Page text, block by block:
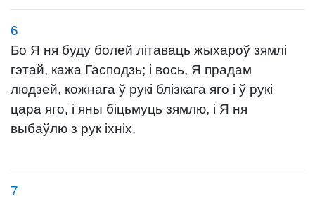
6
Бо Я ня буду болей літаваць жыхароў зямлі
гэтай, кажа Гасподзь; і вось, Я прадам
людзей, кожнага ў рукі блізкага яго і ў рукі
цара яго, і яны біцьмуць зямлю, і Я ня
выбаўлю з рук іхніх.
7